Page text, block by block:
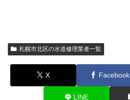
札幌市北区の水道修理業者一覧
X Facebook
LINE